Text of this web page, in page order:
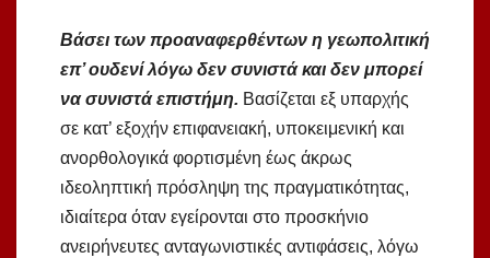
Βάσει των προαναφερθέντων η γεωπολιτική
επ’ ουδενί λόγω δεν συνιστά και δεν μπορεί
να συνιστά επιστήμη. Βασίζεται εξ υπαρχής
σε κατ’ εξοχήν επιφανειακή, υποκειμενική και
ανορθολογικά φορτισμένη έως άκρως
ιδεοληπτική πρόσληψη της πραγματικότητας,
ιδιαίτερα όταν εγείρονται στο προσκήνιο
ανειρήνευτες ανταγωνιστικές αντιφάσεις, λόγω